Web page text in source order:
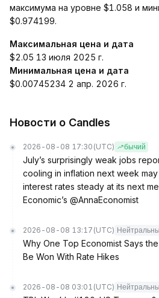
максимума на уровне $1.058 и
$0.974199.
Максимальная цена и дата
$2.05 13 июля 2025 г.
Минимальная цена и дата
$0.00745234 2 апр. 2026 г.
Новости о Candles
2026-08-08 17:30 (UTC) бычий
July’s surprisingly weak jobs
cooling in inflation next week
interest rates steady at its next
Economic’s @AnnaEconomist
2026-08-08 13:17 (UTC)
Why One Top Economist Says the
Be Won With Rate Hikes
2026-08-08 03:01 (UTC)